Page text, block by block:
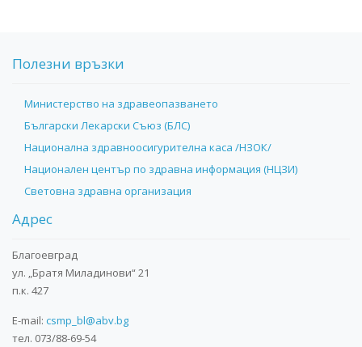
Полезни връзки
Министерство на здравеопазването
Български Лекарски Съюз (БЛС)
Национална здравноосигурителна каса /НЗОК/
Национален център по здравна информация (НЦЗИ)
Световна здравна организация
Адрес
Благоевград
ул. „Братя Миладинови“ 21
п.к. 427
E-mail: csmp_bl@abv.bg
тел. 073/88-69-54